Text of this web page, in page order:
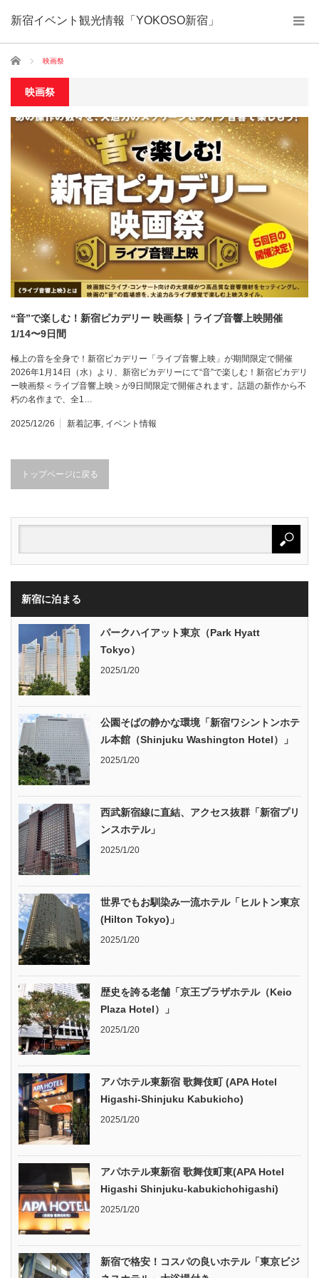
新宿イベント観光情報「YOKOSO新宿」
ホーム 映画祭
映画祭
“音”で楽しむ！新宿ピカデリー 映画祭｜ライブ音響上映開催
1/14〜9日間
極上の音を全身で！新宿ピカデリー「ライブ音響上映」が期間限定で開催
2026年1月14日（水）より、新宿ピカデリーにて“音”で楽しむ！新宿ピカデリ
ー映画祭＜ライブ音響上映＞が9日間限定で開催されます。話題の新作から不
朽の名作まで、全1…
2025/12/26 新着記事, イベント情報
トップページに戻る
新宿に泊まる
パークハイアット東京（Park Hyatt
Tokyo）
2025/1/20
公園そばの静かな環境「新宿ワシントンホテ
ル本館（Shinjuku Washington Hotel）」
2025/1/20
西武新宿線に直結、アクセス抜群「新宿プリ
ンスホテル」
2025/1/20
世界でもお馴染み一流ホテル「ヒルトン東京
(Hilton Tokyo)」
2025/1/20
歴史を誇る老舗「京王プラザホテル（Keio
Plaza Hotel）」
2025/1/20
アパホテル東新宿 歌舞伎町 (APA Hotel
Higashi-Shinjuku Kabukicho)
2025/1/20
アパホテル東新宿 歌舞伎町東(APA Hotel
Higashi Shinjuku-kabukichohigashi)
2025/1/20
新宿で格安！コスパの良いホテル「東京ビジ